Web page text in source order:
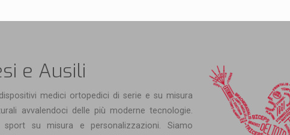
e Ausili
medici ortopedici di serie e su misura
avvalendoci delle più moderne tecnologie.
su misura e personalizzazioni. Siamo